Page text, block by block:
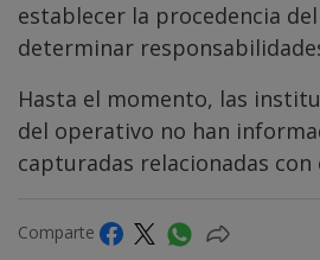
establecer la procedencia
determinar
Hasta el momento, las
del operativo no han
capturadas relacionadas con
Comparte